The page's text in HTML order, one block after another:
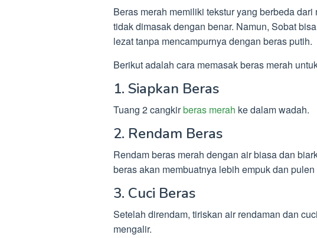
Beras merah memiliki tekstur yang berbeda
tidak dimasak dengan benar. Namun, Sobat
lezat tanpa mencampurnya dengan beras putih.
Berikut adalah cara memasak beras merah
1. Siapkan Beras
Tuang 2 cangkirberas merah ke dalam wadah.
2. Rendam Beras
Rendam beras merah dengan air biasa dan
beras akan membuatnya lebih empuk dan
3. Cuci Beras
Setelah direndam, tiriskan air rendaman dan
mengalir.